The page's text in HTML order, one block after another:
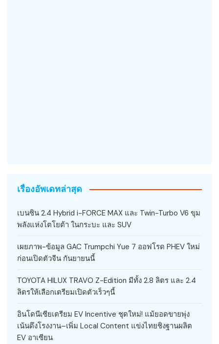
เรื่องอัพเดทล่าสุด
เบนซิน 2.4 Hybrid i-FORCE MAX และ Twin-Turbo V6 ขุม
พลังแห่งโตโยต้า ในกระบะ และ SUV
เผยภาพ-ข้อมูล GAC Trumpchi Yue 7 ออฟโรด PHEV ใหม่
ก่อนเปิดตัวจีน กันยายนนี้
TOYOTA HILUX TRAVO Z-Edition มีทั้ง 2.8 ลิตร และ 2.4
ลิตรให้เลือกเตรียมเปิดตัวเร็วๆนี้
อินโดนีเซียเตรียม EV Incentive ชุดใหม่! แม้ยอดขายพุ่ง
เน้นดึงโรงงาน–เพิ่ม Local Content แข่งไทยชิงฐานผลิต
EV อาเซียน